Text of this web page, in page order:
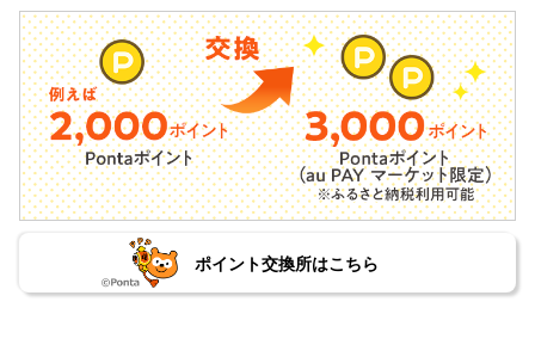
ポイント交換所はこちら